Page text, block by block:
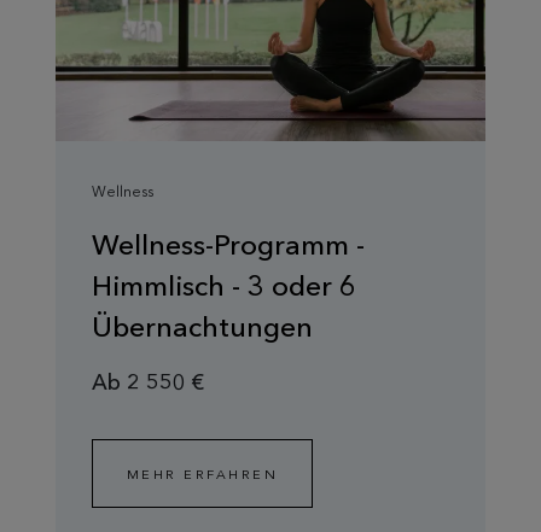
Wellness
Wellness-Programm -
Himmlisch - 3 oder 6
Übernachtungen
Ab 2 550 €
MEHR ERFAHREN